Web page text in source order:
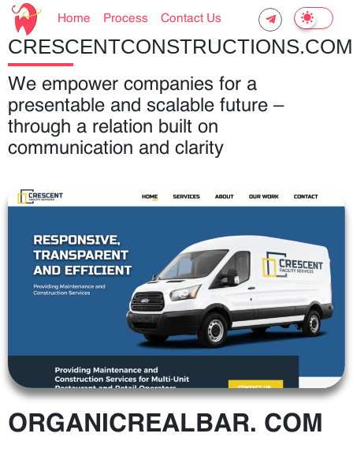
Home Process Contact Us
CRESCENTCONSTRUCTIONS.COM
We empower companies for a
presentable and scalable future –
through a relation built on
communication and clarity
ORGANICREALBAR. COM